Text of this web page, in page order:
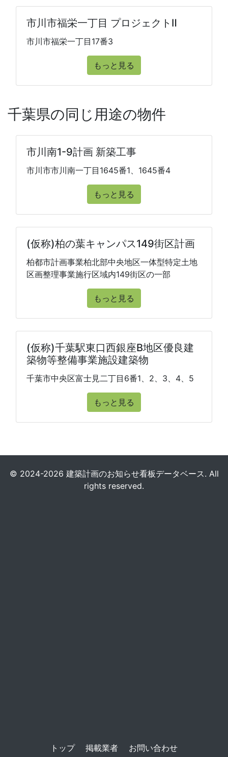
市川市福栄一丁目 プロジェクトⅡ
市川市福栄一丁目17番3
もっと見る
千葉県の同じ用途の物件
市川南1-9計画 新築工事
市川市市川南一丁目1645番1、1645番4
もっと見る
(仮称)柏の葉キャンパス149街区計画
柏都市計画事業柏北部中央地区一体型特定土地
区画整理事業施行区域内149街区の一部
もっと見る
(仮称)千葉駅東口西銀座B地区優良建
築物等整備事業施設建築物
千葉市中央区富士見二丁目6番1、2、3、4、5
もっと見る
© 2024-2026 建築計画のお知らせ看板データベース. All
rights reserved.
トップ 掲載業者 お問い合わせ